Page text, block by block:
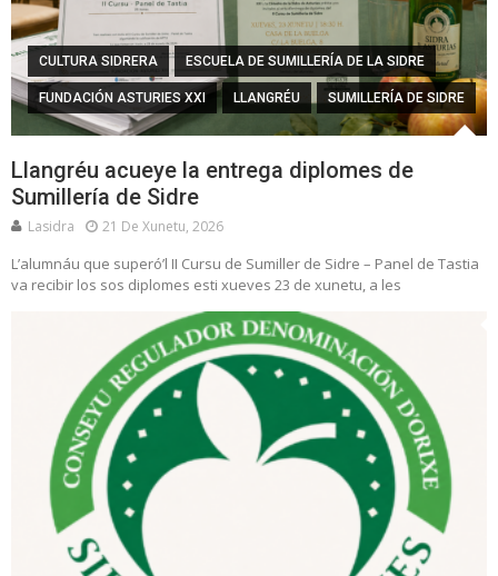
CULTURA SIDRERA ESCUELA DE SUMILLERÍA DE LA SIDRE
FUNDACIÓN ASTURIES XXI LLANGRÉU SUMILLERÍA DE SIDRE
Llangréu acueye la entrega diplomes de
Sumillería de Sidre
Lasidra 21 De Xunetu, 2026
L’alumnáu que superó’l II Cursu de Sumiller de Sidre – Panel de Tastia
va recibir los sos diplomes esti xueves 23 de xunetu, a les